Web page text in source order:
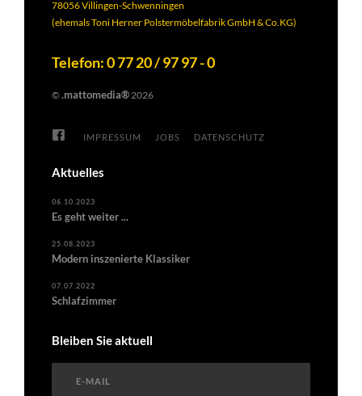
78056 Villingen-Schwenningen
(ehemals Toni Herner Polstermöbelfabrik GmbH & Co.KG)
Telefon: 0 77 20 / 97 97 - 0
© .mattomedia®2026
IMPRESSUM JOBS DATENSCHUTZ
Aktuelles
06.10.2023
Es geht weiter ...
25.08.2023
Modern inszenierte Klassiker
07.07.2022
Schlafzimmer
Bleiben Sie aktuell